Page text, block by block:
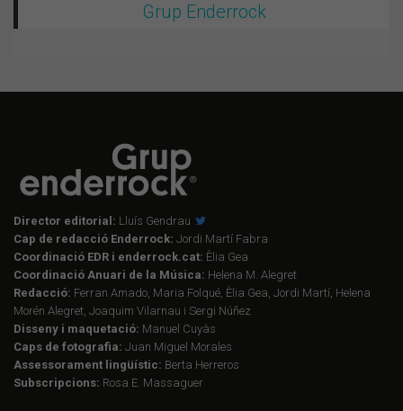
Grup Enderrock
Director editorial: Lluís Gendrau
Cap de redacció Enderrock: Jordi Martí Fabra
Coordinació EDR i enderrock.cat: Èlia Gea
Coordinació Anuari de la Música: Helena M. Alegret
Redacció: Ferran Amado, Maria Folqué, Èlia Gea, Jordi Martí, Helena
Morén Alegret, Joaquim Vilarnau i Sergi Núñez
Disseny i maquetació: Manuel Cuyàs
Caps de fotografia: Juan Miguel Morales
Assessorament lingüístic: Berta Herreros
Subscripcions: Rosa E. Massaguer